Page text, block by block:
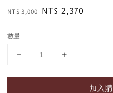
Regular
NT$ 3,000 Sale
NT$ 2,370
數量
加入